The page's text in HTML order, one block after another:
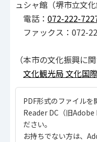
ュシャ館（堺市立文化
電話： 072-222-
ファックス：072-
（本市の文化振興に関
文化観光局 文化国
PDF形式のファイル
Reader DC（旧Adobe
ださい。
お持ちでない方は、